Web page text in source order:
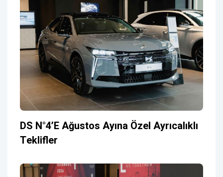
DS N°4’e Ağustos Ayına Özel Ayrıcalıklı
Teklifler